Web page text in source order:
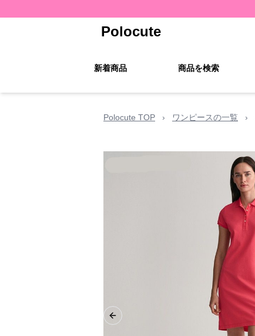
Polocute
新着商品 商品を検索
Polocute TOP › ワンピースの一覧 ›
Previous slide